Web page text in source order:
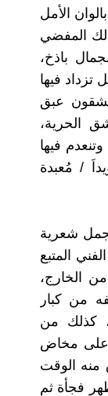
الأمل
المفضي
باذخ،
تزداد فيها
عبق
الحرية،
فيها
/ مُعبدة
شعرية
المتبع
الخارج،
من كبار
كذلك من
على مخاض
منه الوقت
فجأة ثم